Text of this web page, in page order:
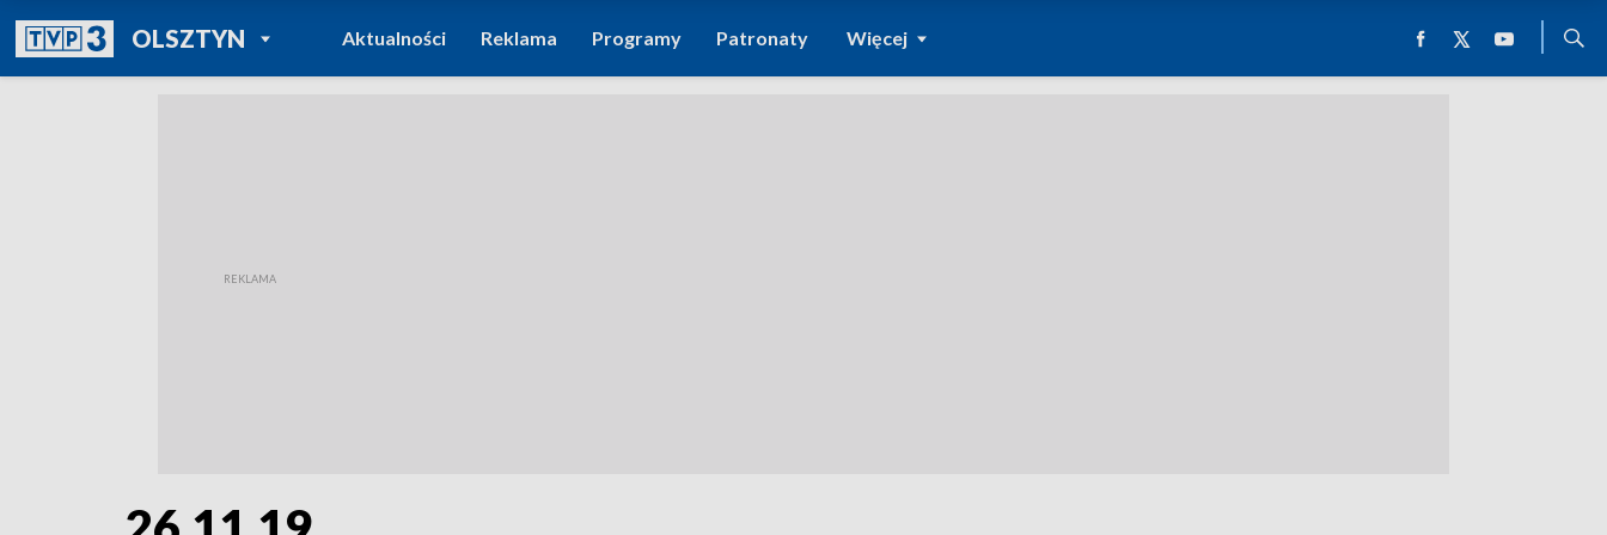
OLSZTYNPOWRÓT DO
TVP REGIONY
Aktualności Reklama Programy Patronaty Więcej